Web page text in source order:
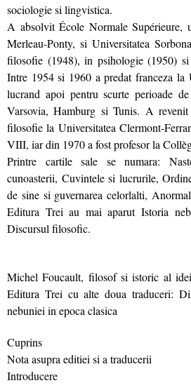
sociologie si lingvistica.
A absolvit École Normale Supérieure,
Merleau-Ponty, si Universitatea
filosofie (1948), in psihologie (1950)
Intre 1954 si 1960 a predat franceza la
lucrand apoi pentru scurte perioade
Varsovia, Hamburg si Tunis. A
filosofie la Universitatea Clermont-
VIII, iar din 1970 a fost profesor la
Printre cartile sale se numara:
cunoasterii, Cuvintele si lucrurile,
de sine si guvernarea celorlalti,
Editura Trei au mai aparut Istoria
Discursul filosofic.
Michel Foucault, filosof si istoric al
Editura Trei cu alte doua traduceri:
nebuniei in epoca clasica
Cuprins
Nota asupra editiei si a traducerii
Introducere